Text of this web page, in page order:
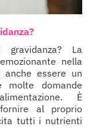
La
nella
essere un
domande
È
al proprio
tutti i nutrienti